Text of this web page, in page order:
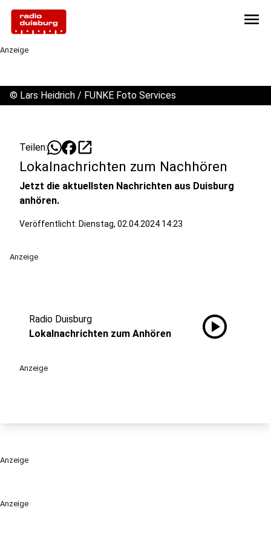
menu
Anzeige
Anzeige
© Lars Heidrich / FUNKE Foto Services
Teilen: open_in_new
Lokalnachrichten zum Nachhören
Jetzt die aktuellsten Nachrichten aus Duisburg
anhören.
Veröffentlicht: Dienstag, 02.04.2024 14:23
Anzeige
Radio Duisburg
Lokalnachrichten zum Anhören
play_circle
Anzeige
Anzeige